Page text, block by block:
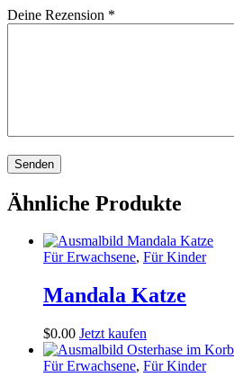
Deine Rezension *
Ähnliche Produkte
Für Erwachsene, Für Kinder
Mandala Katze
$0.00 Jetzt kaufen
Für Erwachsene, Für Kinder